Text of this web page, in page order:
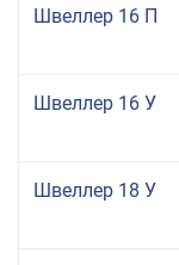
Швеллер 16 П
Швеллер 16 У
Швеллер 18 У